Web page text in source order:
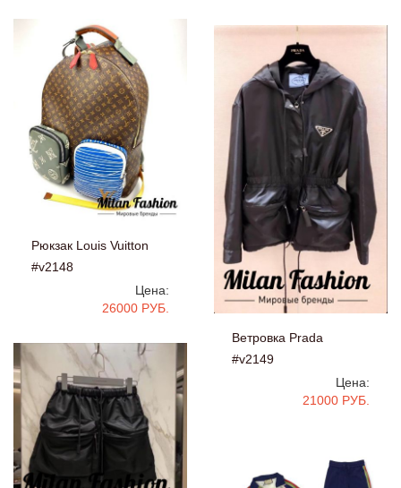
Рюкзак Louis Vuitton
#v2148
Цена:
26000 РУБ.
Ветровка Prada
#v2149
Цена:
21000 РУБ.